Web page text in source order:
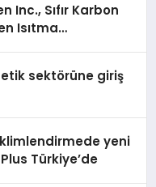
Inc., Sıfır Karbon
Isıtma
sektörüne giriş
iklimlendirmede yeni
Türkiye’de